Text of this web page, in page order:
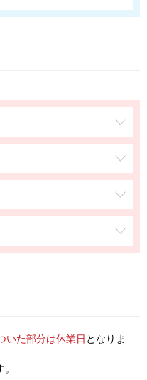
いた部分は休業日 となりま